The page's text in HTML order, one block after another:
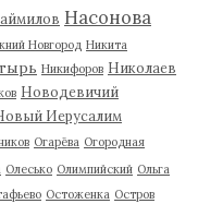
Насонова
Новгород Никита
Никифоров Николаев
Новодевичий
Иерусалим
Огарёва Огородная
Олесько Олимпийский Ольга
Остоженка Остров